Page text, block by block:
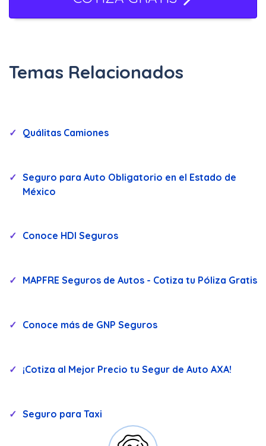
Temas Relacionados
Quálitas Camiones
Seguro para Auto Obligatorio en el Estado de
México
Conoce HDI Seguros
MAPFRE Seguros de Autos - Cotiza tu Póliza Gratis
Conoce más de GNP Seguros
¡Cotiza al Mejor Precio tu Segur de Auto AXA!
Seguro para Taxi